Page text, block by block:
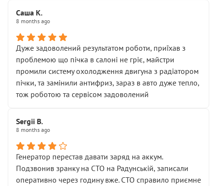
Саша К.
8 months ago
Дуже задоволений результатом роботи, приїхав з
проблемою що пічка в салоні не гріє, майстри
промили систему охолодження двигуна з радіатором
пічки, та замінили антифриз, зараз в авто дуже тепло,
тож роботою та сервісом задоволений
Sergii B.
8 months ago
Генератор перестав давати заряд на аккум.
Подзвонив зранку на СТО на Радунській, записали
оперативно через годину вже. СТО справило приємне